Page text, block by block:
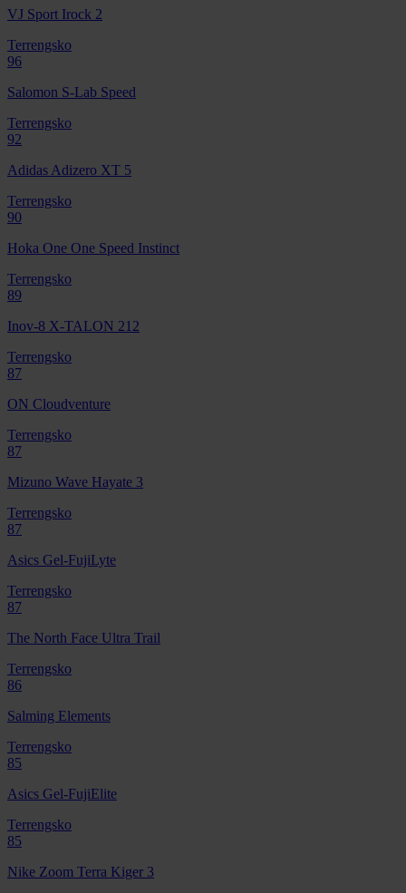
VJ Sport Irock 2
Terrengsko
96
Salomon S-Lab Speed
Terrengsko
92
Adidas Adizero XT 5
Terrengsko
90
Hoka One One Speed Instinct
Terrengsko
89
Inov-8 X-TALON 212
Terrengsko
87
ON Cloudventure
Terrengsko
87
Mizuno Wave Hayate 3
Terrengsko
87
Asics Gel-FujiLyte
Terrengsko
87
The North Face Ultra Trail
Terrengsko
86
Salming Elements
Terrengsko
85
Asics Gel-FujiElite
Terrengsko
85
Nike Zoom Terra Kiger 3